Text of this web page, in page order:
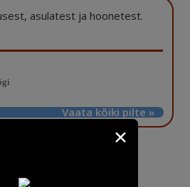
asulatest ja hoonetest.
Vaata kõiki pilte »
✕